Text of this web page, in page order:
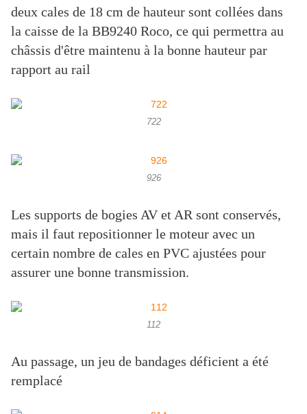
deux cales de 18 cm de hauteur sont collées dans
la caisse de la BB9240 Roco, ce qui permettra au
châssis d'être maintenu à la bonne hauteur par
rapport au rail
722
926
Les supports de bogies AV et AR sont conservés,
mais il faut repositionner le moteur avec un
certain nombre de cales en PVC ajustées pour
assurer une bonne transmission.
112
Au passage, un jeu de bandages déficient a été
remplacé